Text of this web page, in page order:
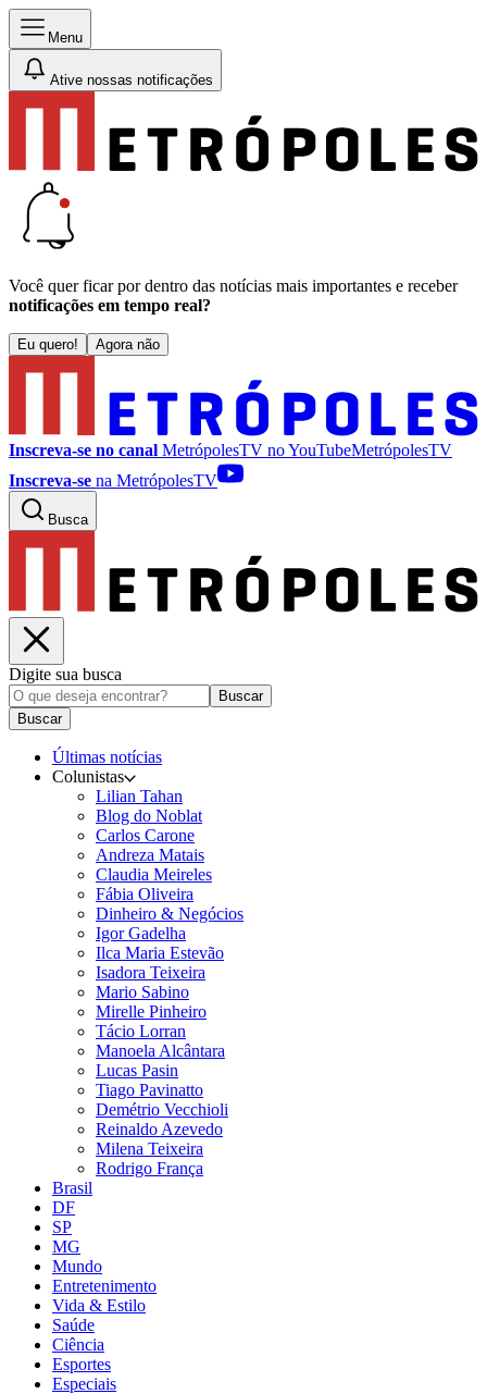
Menu
Ative nossas notificações
Você quer ficar por dentro das notícias mais importantes e receber
notificações em tempo real?
Eu quero! Agora não
Inscreva-se no canal MetrópolesTV noYouTubeMetrópolesTV
Inscreva-se na MetrópolesTV
Busca
Digite sua busca
Buscar
Buscar
Últimas notícias
Colunistas
Lilian Tahan
Blog do Noblat
Carlos Carone
Andreza Matais
Claudia Meireles
Fábia Oliveira
Dinheiro & Negócios
Igor Gadelha
Ilca Maria Estevão
Isadora Teixeira
Mario Sabino
Mirelle Pinheiro
Tácio Lorran
Manoela Alcântara
Lucas Pasin
Tiago Pavinatto
Demétrio Vecchioli
Reinaldo Azevedo
Milena Teixeira
Rodrigo França
Brasil
DF
SP
MG
Mundo
Entretenimento
Vida & Estilo
Saúde
Ciência
Esportes
Especiais